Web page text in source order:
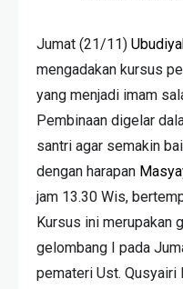
Jumat (21/11)
mengadakan kursus
yang menjadi imam
Pembinaan digelar
santri agar semakin
dengan harapan
jam 13.30 Wis,
Kursus ini merupakan
gelombang I pada
pemateri Ust. Qusyairi